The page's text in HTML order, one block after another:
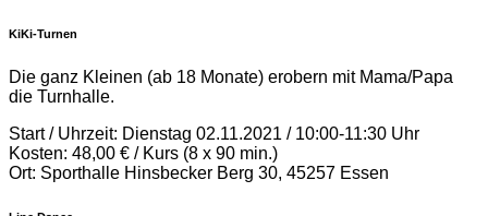
KiKi-Turnen
Die ganz Kleinen (ab 18 Monate) erobern mit Mama/Papa
die Turnhalle.
Start / Uhrzeit: Dienstag 02.11.2021 / 10:00-11:30 Uhr
Kosten: 48,00 € / Kurs (8 x 90 min.)
Ort: Sporthalle Hinsbecker Berg 30, 45257 Essen